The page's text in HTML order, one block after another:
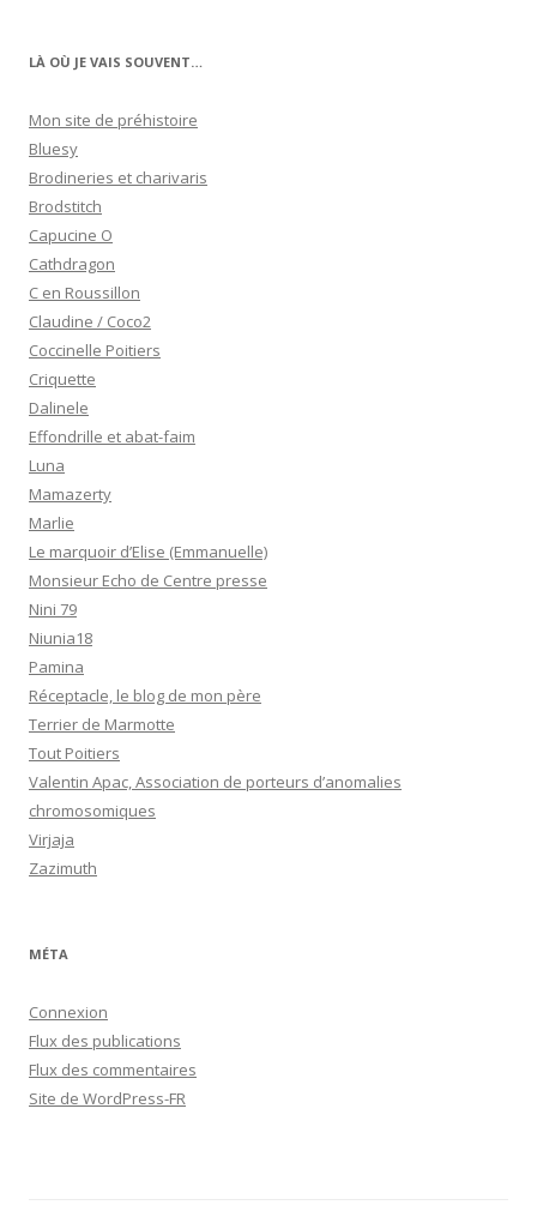
LÀ OÙ JE VAIS SOUVENT…
Mon site de préhistoire
Bluesy
Brodineries et charivaris
Brodstitch
Capucine O
Cathdragon
C en Roussillon
Claudine / Coco2
Coccinelle Poitiers
Criquette
Dalinele
Effondrille et abat-faim
Luna
Mamazerty
Marlie
Le marquoir d’Elise (Emmanuelle)
Monsieur Echo de Centre presse
Nini 79
Niunia18
Pamina
Réceptacle, le blog de mon père
Terrier de Marmotte
Tout Poitiers
Valentin Apac, Association de porteurs d’anomalies
chromosomiques
Virjaja
Zazimuth
MÉTA
Connexion
Flux des publications
Flux des commentaires
Site de WordPress-FR